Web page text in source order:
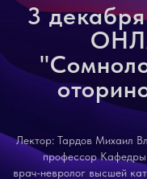
3
Лектор: Тардов Михаил
профессор
врач-невролог высшей